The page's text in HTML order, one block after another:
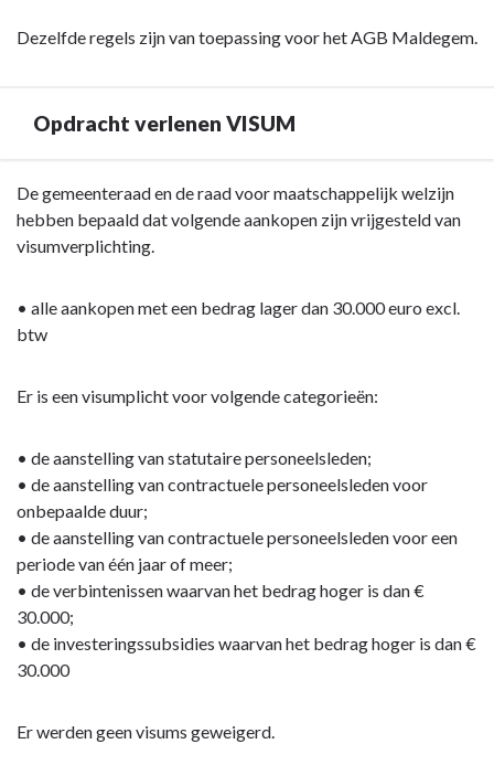
Dezelfde regels zijn van toepassing voor het AGB Maldegem.
Opdracht verlenen VISUM
Terug
naar
navigatie
Rapportering
financieel
Opdracht
VISUM
De gemeenteraad en de raad voor maatschappelijk welzijn
hebben bepaald dat volgende aankopen zijn vrijgesteld van
visumverplichting.
• alle aankopen met een bedrag lager dan 30.000 euro excl.
btw
Er is een visumplicht voor volgende categorieën:
• de aanstelling van statutaire personeelsleden;
• de aanstelling van contractuele personeelsleden voor
onbepaalde duur;
• de aanstelling van contractuele personeelsleden voor een
periode van één jaar of meer;
• de verbintenissen waarvan het bedrag hoger is dan €
30.000;
• de investeringssubsidies waarvan het bedrag hoger is dan €
30.000
Er werden geen visums geweigerd.